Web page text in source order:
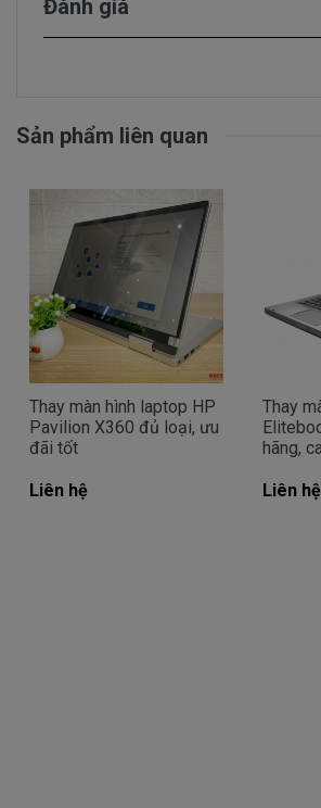
Nguyên nhân và cách
lỗi màn hình HP 4530S
Có nhiều nguyên nhân khiến
đang hoạt động bình thường
không sử dụng được nữa.
số nguyên nhân hay gặp và
có thể xử lý kịp thời khi máy tính
cố.
Màn hình bị giật
Biểu hiện: màn hình laptop bị
lên khi đang sử dụng.
Đánh giá
Sản phẩm liên quan
Thay màn hình laptop HP
Pavilion X360 đủ loại, ưu
đãi tốt
Liên hệ
Thay
hãng,
Liên hệ